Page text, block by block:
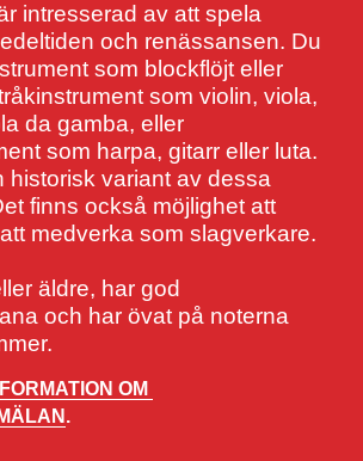
intresserad av att spela
och renässansen. Du
som blockflöjt eller
som violin, viola,
da gamba, eller
som harpa, gitarr eller luta.
historisk variant av dessa
finns också möjlighet att
medverka som slagverkare.
äldre, har god
och har övat på noterna
OM
.